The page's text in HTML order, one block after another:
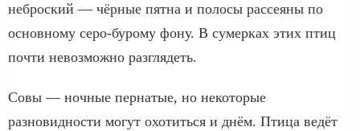
неброский — чёрные пятна и полосы рассеяны по
основному серо-бурому фону. В сумерках этих птиц
почти невозможно разглядеть.
Совы — ночные пернатые, но некоторые
разновидности могут охотиться и днём. Птица ведёт